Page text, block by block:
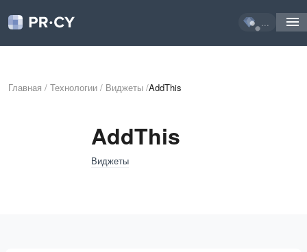
...
Главная / Технологии / Виджеты /AddThis
AddThis
Виджеты